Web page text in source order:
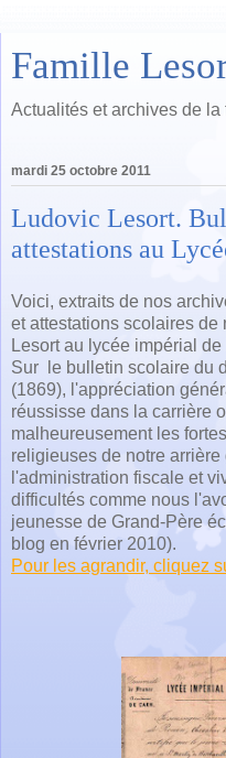
Famille
Actualités et archives de
mardi 25 octobre 2011
Ludovic Lesort.
attestations au
Voici, extraits de nos
et attestations scolaires
Lesort au lycée impérial
Sur le bulletin scolaire du
(1869), l'appréciation
réussisse dans la carrière
malheureusement les
religieuses de notre
l'administration fiscale et
difficultés comme nous
jeunesse de Grand-Père
blog en février 2010).
Pour les agrandir, cliquez